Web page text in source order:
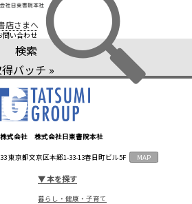
店さまへ
問い合わせ
検索
バッチ »
式会社 株式会社日東書院本社
東京都文京区本郷1-33-13春日町ビル5F MAP
▼本を探す
暮らし・健康・子育て